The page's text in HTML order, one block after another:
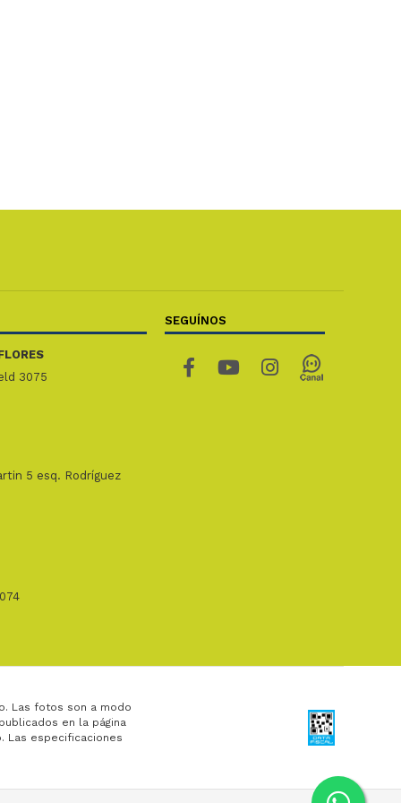
3075
5 esq. Rodríguez
SEGUÍNOS
Las fotos son a modo
en la página
Las especificaciones